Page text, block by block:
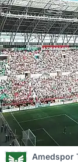
Amedspor